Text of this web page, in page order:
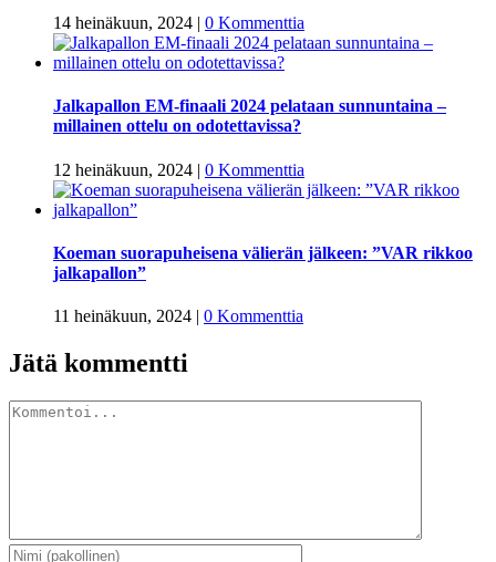
14 heinäkuun, 2024 | 0 Kommenttia
Jalkapallon EM-finaali 2024 pelataan sunnuntaina –
millainen ottelu on odotettavissa?
12 heinäkuun, 2024 | 0 Kommenttia
Koeman suorapuheisena välierän jälkeen: ”VAR rikkoo
jalkapallon”
11 heinäkuun, 2024 | 0 Kommenttia
Jätä kommentti
Kommentti